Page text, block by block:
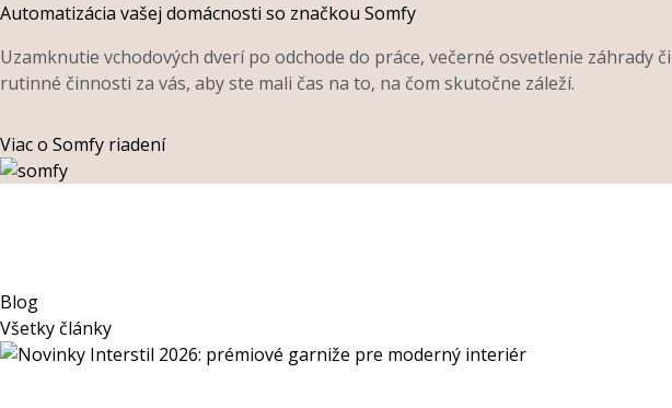
Automatizácia vašej domácnosti so značkou Somfy
Uzamknutie vchodových dverí po odchode do práce, večerné osvetlenie
rutinné činnosti za vás, aby ste mali čas na to, na čom skutočne záleží.
Viac o Somfy riadení
Blog
Všetky články